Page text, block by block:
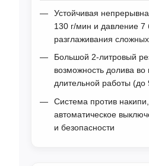
Устойчивая
130 г/мин и давление 7
разглаживания
Большой 2-литровый
возможность долива во
длительной работы (до
Система против
автоматическое
и безопасности